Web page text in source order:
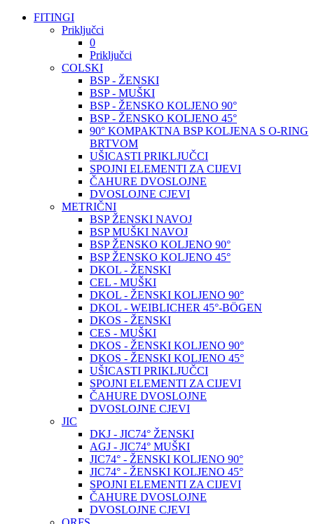
FITINGI
Priključci
0
Priključci
COLSKI
BSP - ŽENSKI
BSP - MUŠKI
BSP - ŽENSKO KOLJENO 90°
BSP - ŽENSKO KOLJENO 45°
90° KOMPAKTNA BSP KOLJENA S O-RING
BRTVOM
UŠICASTI PRIKLJUČCI
SPOJNI ELEMENTI ZA CIJEVI
ČAHURE DVOSLOJNE
DVOSLOJNE CJEVI
METRIČNI
BSP ŽENSKI NAVOJ
BSP MUŠKI NAVOJ
BSP ŽENSKO KOLJENO 90°
BSP ŽENSKO KOLJENO 45°
DKOL - ŽENSKI
CEL - MUŠKI
DKOL - ŽENSKI KOLJENO 90°
DKOL - WEIBLICHER 45°-BÖGEN
DKOS - ŽENSKI
CES - MUŠKI
DKOS - ŽENSKI KOLJENO 90°
DKOS - ŽENSKI KOLJENO 45°
UŠICASTI PRIKLJUČCI
SPOJNI ELEMENTI ZA CIJEVI
ČAHURE DVOSLOJNE
DVOSLOJNE CJEVI
JIC
DKJ - JIC74° ŽENSKI
AGJ - JIC74° MUŠKI
JIC74° - ŽENSKI KOLJENO 90°
JIC74° - ŽENSKI KOLJENO 45°
SPOJNI ELEMENTI ZA CIJEVI
ČAHURE DVOSLOJNE
DVOSLOJNE CJEVI